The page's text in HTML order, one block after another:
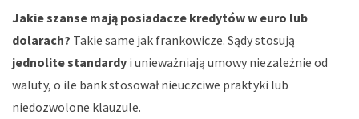
Jakie szanse mają posiadacze kredytów w euro lub
dolarach? Takie same jak frankowicze. Sądy stosują
jednolite standardy i unieważniają umowy niezależnie od
waluty, o ile bank stosował nieuczciwe praktyki lub
niedozwolone klauzule.